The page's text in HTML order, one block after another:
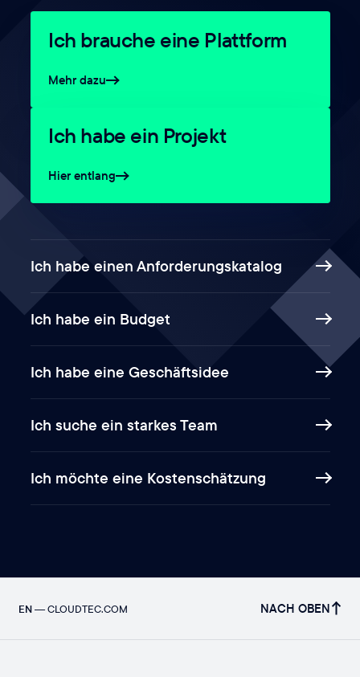
Ich brauche eine Plattform
Mehr dazu
Ich habe ein Projekt
Hier entlang
Ich habe einen Anforderungskatalog
Ich habe ein Budget
Ich habe eine Geschäftsidee
Ich suche ein starkes Team
Ich möchte eine Kostenschätzung
EN —CLOUDTEC.COM NACH OBEN